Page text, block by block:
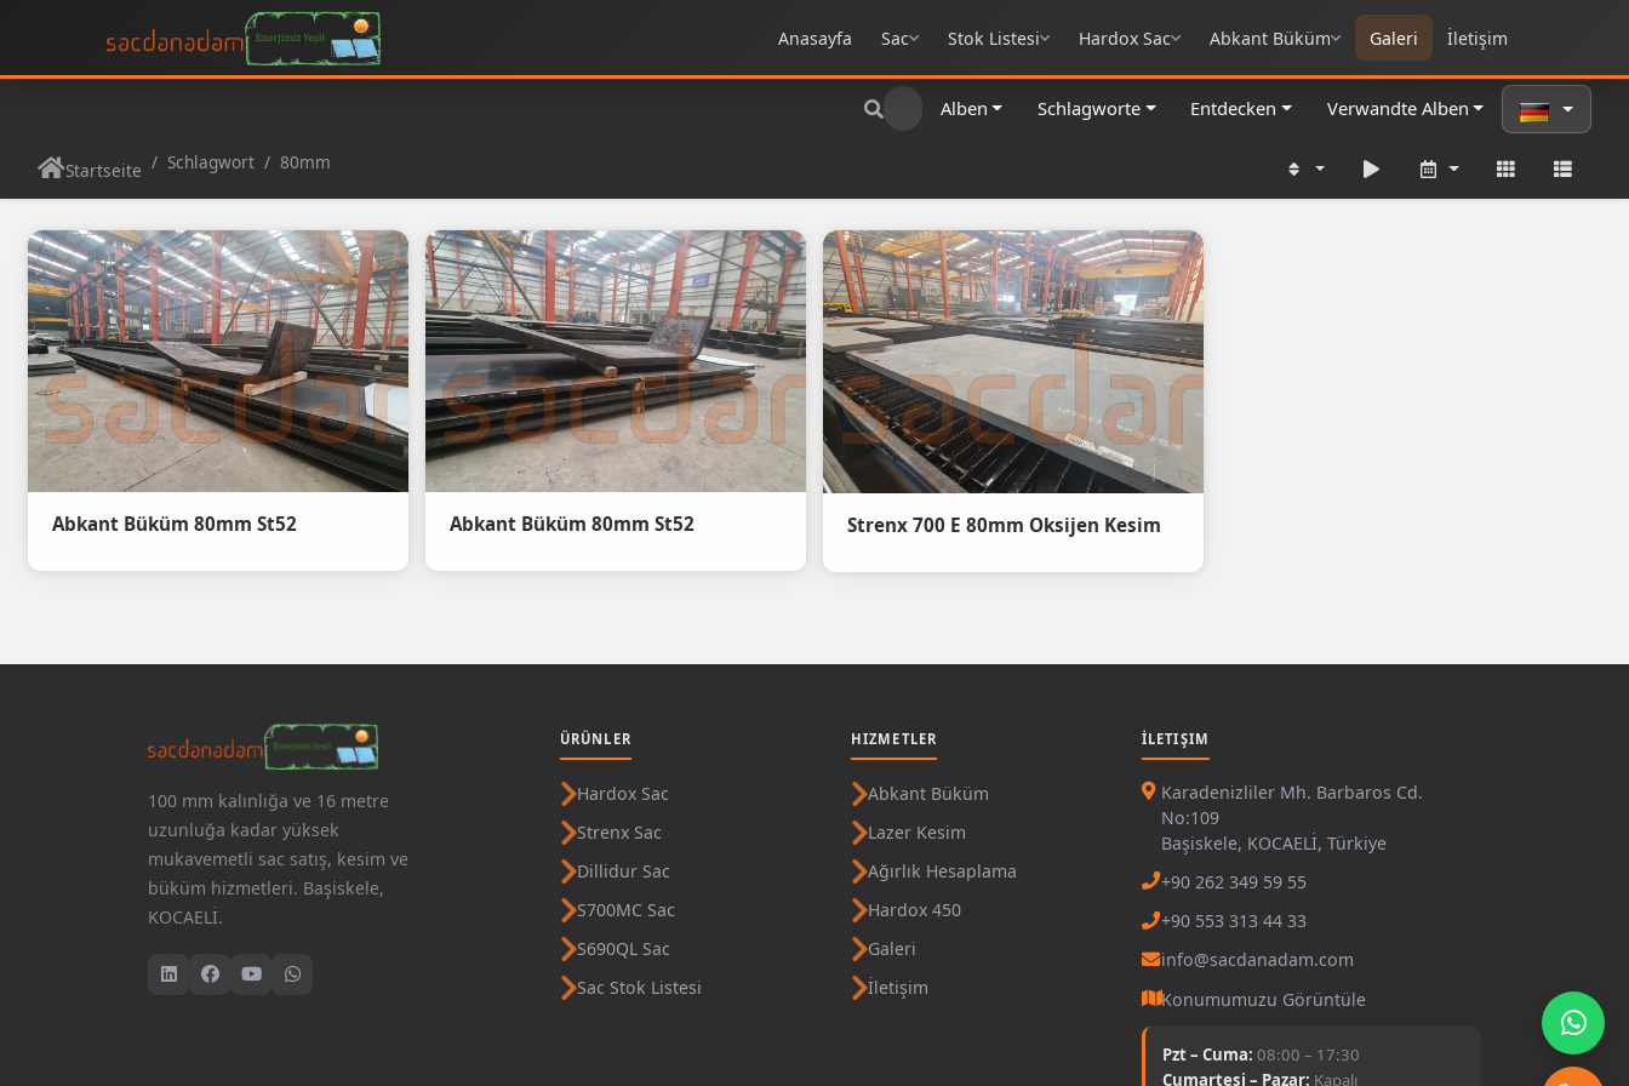
Anasayfa Sac Stok Listesi Hardox Sac Abkant Büküm Galeri İletişim
Alben Schlagworte Entdecken Verwandte Alben
Startseite Schlagwort 80mm
Abkant Büküm 80mm St52 Abkant Büküm 80mm St52 Strenx 700 E 80mm Oksijen Kesim
100 mm kalınlığa ve 16 metre
uzunluğa kadar yüksek
mukavemetli sac satış, kesim ve
büküm hizmetleri. Başiskele,
KOCAELİ.
ÜRÜNLER
Hardox Sac
Strenx Sac
Dillidur Sac
S700MC Sac
S690QL Sac
Sac Stok Listesi
HIZMETLER
Abkant Büküm
Lazer Kesim
Ağırlık Hesaplama
Hardox 450
Galeri
İletişim
İLETIŞIM
Karadenizliler Mh. Barbaros Cd.
No:109
Başiskele, KOCAELİ, Türkiye
+90 262 349 59 55
+90 553 313 44 33
info@sacdanadam.com
Konumumuzu Görüntüle
Pzt – Cuma: 08:00 – 17:30
Cumartesi – Pazar: Kapalı